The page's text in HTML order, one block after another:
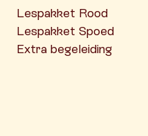
Lespakket Rood
Lespakket Spoed
Extra begeleiding